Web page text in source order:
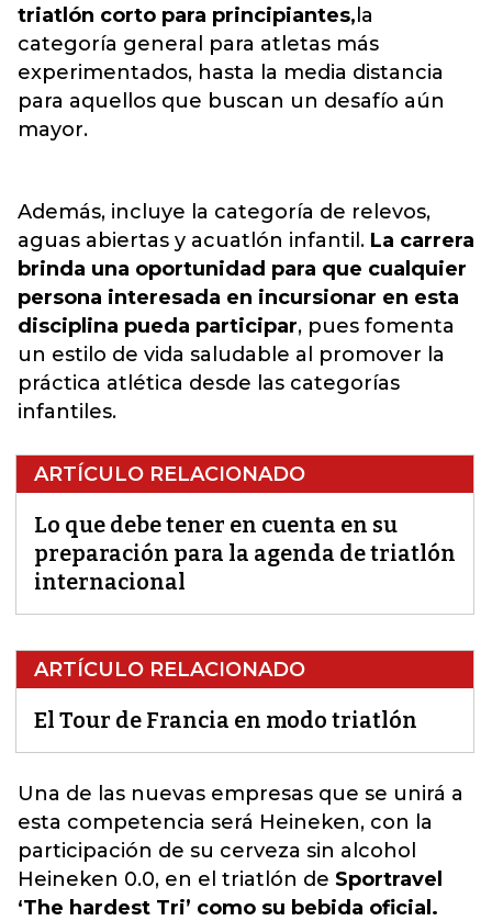
triatlón corto para principiantes, la
categoría general para atletas más
experimentados, hasta la media distancia
para aquellos que buscan un desafío aún
mayor.
Además, incluye la categoría de relevos,
aguas abiertas y acuatlón infantil. La carrera
brinda una oportunidad para que cualquier
persona interesada en incursionar en esta
disciplina pueda participar, pues fomenta
un estilo de vida saludable al promover la
práctica atlética desde las categorías
infantiles.
ARTÍCULO RELACIONADO
Lo que debe tener en cuenta en su
preparación para la agenda de triatlón
internacional
ARTÍCULO RELACIONADO
El Tour de Francia en modo triatlón
Una de las nuevas empresas que se unirá a
esta competencia será Heineken, con la
participación de su cerveza sin alcohol
Heineken 0.0, en el triatlón de Sportravel
‘The hardest Tri’ como su bebida oficial.